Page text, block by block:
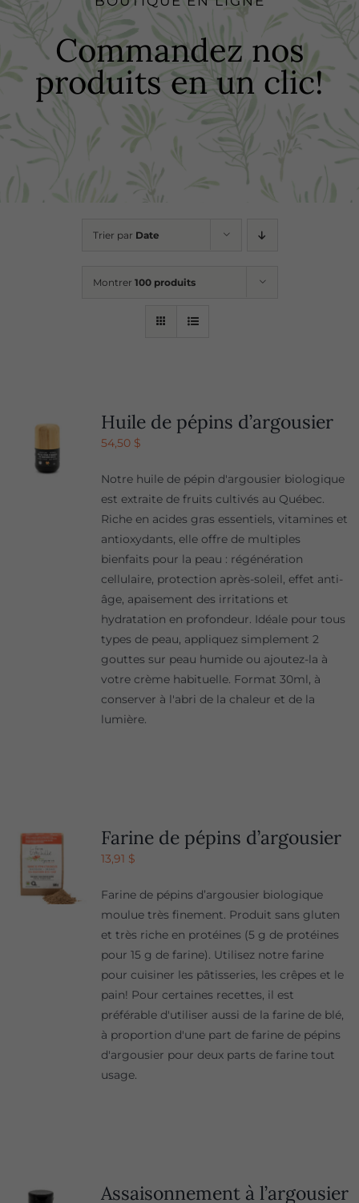
Recettes
Points de vente
Commandez nos
produits en un clic!
Trier par Date
Montrer 100 produits
Huile de pépins d’argousier
54,50 $
Notre huile de pépin d'argousier biologique
est extraite de fruits cultivés au Québec.
Riche en acides gras essentiels, vitamines et
antioxydants, elle offre de multiples
bienfaits pour la peau : régénération
cellulaire, protection après-soleil, effet anti-
âge, apaisement des irritations et
hydratation en profondeur. Idéale pour tous
types de peau, appliquez simplement 2
gouttes sur peau humide ou ajoutez-la à
votre crème habituelle. Format 30ml, à
conserver à l'abri de la chaleur et de la
lumière.
Farine de pépins d’argousier
13,91 $
Farine de pépins d’argousier biologique
moulue très finement. Produit sans gluten
et très riche en protéines (5 g de protéines
pour 15 g de farine). Utilisez notre farine
pour cuisiner les pâtisseries, les crêpes et le
pain! Pour certaines recettes, il est
préférable d'utiliser aussi de la farine de blé,
à proportion d'une part de farine de pépins
d'argousier pour deux parts de farine tout
usage.
Assaisonnement à l’argousier